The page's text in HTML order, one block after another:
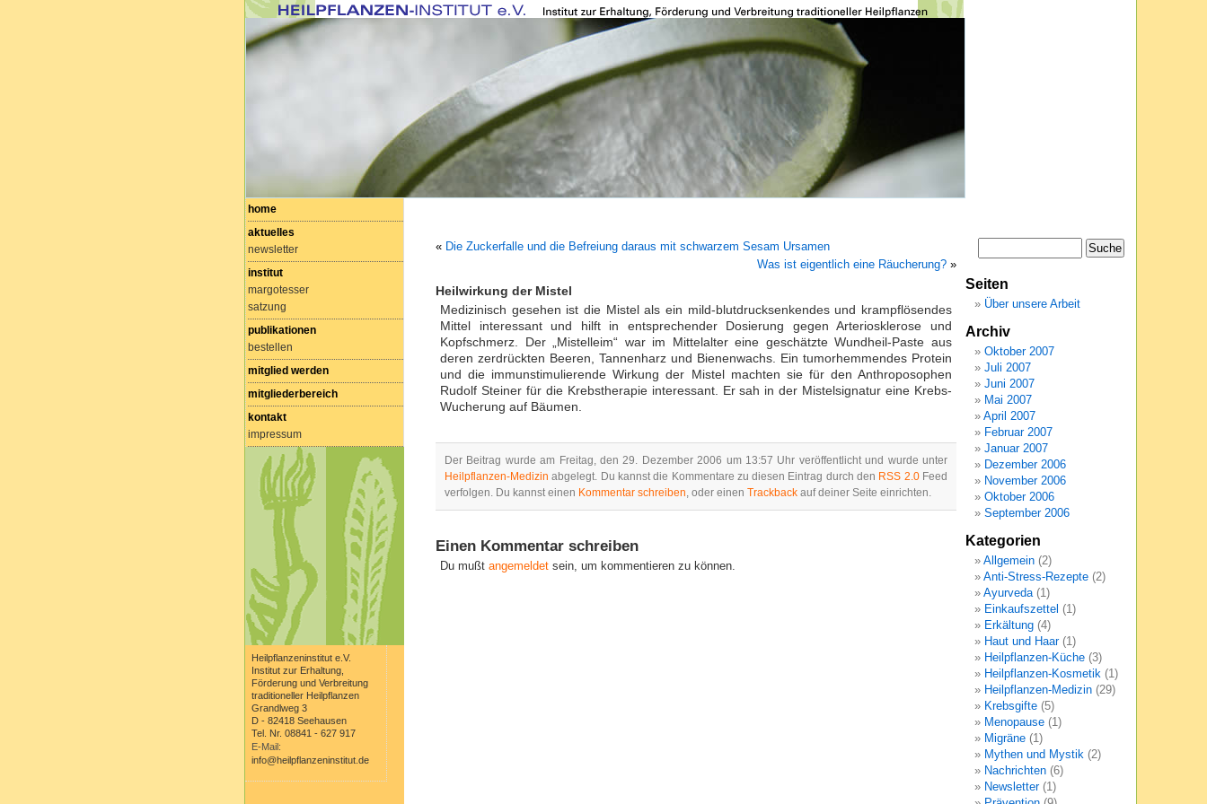
home
aktuelles
newsletter
institut
margotesser
satzung
publikationen
bestellen
mitglied werden
mitgliederbereich
kontakt
impressum
Heilpflanzeninstitut e.V.
Institut zur Erhaltung,
Förderung und Verbreitung
traditioneller Heilpflanzen
Grandlweg 3
D - 82418 Seehausen
Tel. Nr. 08841 - 627 917
E-Mail:
info@heilpflanzeninstitut.de
« Die Zuckerfalle und die Befreiung daraus mit schwarzem Sesam Ursamen
Was ist eigentlich eine Räucherung? »
Heilwirkung der Mistel
Medizinisch gesehen ist die Mistel als ein mild-blutdrucksenkendes und krampflösendes
Mittel interessant und hilft in entsprechender Dosierung gegen Arteriosklerose und
Kopfschmerz. Der „Mistelleim“ war im Mittelalter eine geschätzte Wundheil-Paste aus
deren zerdrückten Beeren, Tannenharz und Bienenwachs. Ein tumorhemmendes Protein
und die immunstimulierende Wirkung der Mistel machten sie für den Anthroposophen
Rudolf Steiner für die Krebstherapie interessant. Er sah in der Mistelsignatur eine Krebs-
Wucherung auf Bäumen.
Der Beitrag wurde am Freitag, den 29. Dezember 2006 um 13:57 Uhr veröffentlicht und wurde unter
Heilpflanzen-Medizin abgelegt. Du kannst die Kommentare zu diesen Eintrag durch den RSS 2.0Feed
verfolgen. Du kannst einen Kommentar schreiben, oder einen Trackback auf deiner Seite einrichten.
Einen Kommentar schreiben
Du mußt angemeldet sein, um kommentieren zu können.
Seiten
Über unsere Arbeit
Archiv
Oktober 2007
Juli 2007
Juni 2007
Mai 2007
April 2007
Februar 2007
Januar 2007
Dezember 2006
November 2006
Oktober 2006
September 2006
Kategorien
Allgemein (2)
Anti-Stress-Rezepte (2)
Ayurveda(1)
Einkaufszettel (1)
Erkältung (4)
Haut und Haar(1)
Heilpflanzen-Küche (3)
Heilpflanzen-Kosmetik (1)
Heilpflanzen-Medizin (29)
Krebsgifte (5)
Menopause (1)
Migräne (1)
Mythen und Mystik (2)
Nachrichten (6)
Newsletter(1)